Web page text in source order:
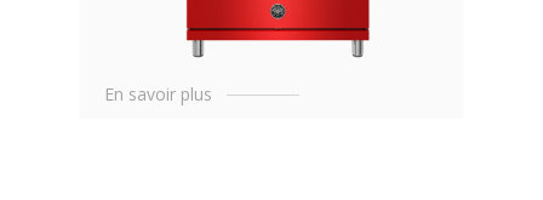
En savoir plus